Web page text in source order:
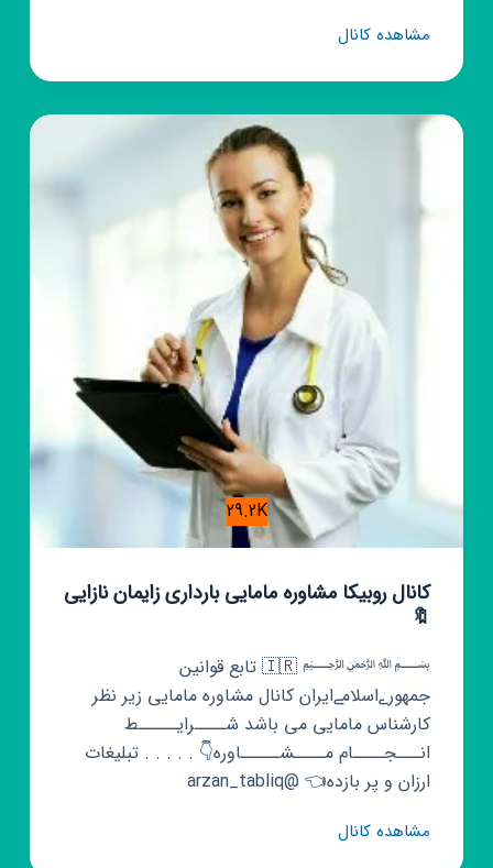
مشاهده کانالکانال
سریال
ترکی
29.2K
کانال روبیکا مشاوره مامایی بارداری زایمان نازایی
🔖
﷽ 🇮🇷 تابع قوانین
جمهورےاسلامےایران کانال مشاوره مامایی زیر نظر
کارشناس مامایی می باشد شــــرایـــــط
انـــجــــام مــــشـــــاوره👇 . . . . . تبلیغات
ارزان و پر بازده👈 @arzan_tabliq
مشاهده کانالکانال